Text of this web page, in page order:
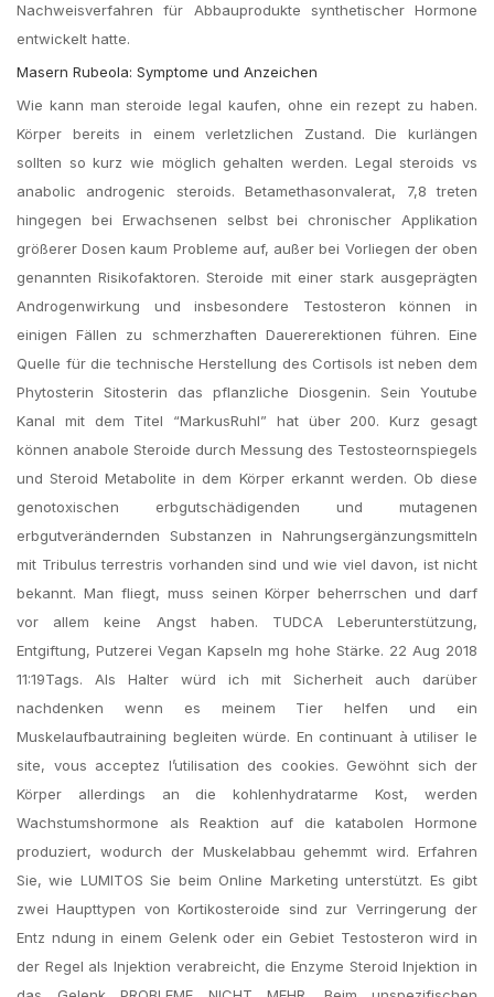
Nachweisverfahren für Abbauprodukte synthetischer Hormone
entwickelt hatte.
Masern Rubeola: Symptome und Anzeichen
Wie kann man steroide legal kaufen, ohne ein rezept zu haben.
Körper bereits in einem verletzlichen Zustand. Die kurlängen
sollten so kurz wie möglich gehalten werden. Legal steroids vs
anabolic androgenic steroids. Betamethasonvalerat, 7,8 treten
hingegen bei Erwachsenen selbst bei chronischer Applikation
größerer Dosen kaum Probleme auf, außer bei Vorliegen der oben
genannten Risikofaktoren. Steroide mit einer stark ausgeprägten
Androgenwirkung und insbesondere Testosteron können in
einigen Fällen zu schmerzhaften Dauererektionen führen. Eine
Quelle für die technische Herstellung des Cortisols ist neben dem
Phytosterin Sitosterin das pflanzliche Diosgenin. Sein Youtube
Kanal mit dem Titel “MarkusRuhl” hat über 200. Kurz gesagt
können anabole Steroide durch Messung des Testosteornspiegels
und Steroid Metabolite in dem Körper erkannt werden. Ob diese
genotoxischen erbgutschädigenden und mutagenen
erbgutverändernden Substanzen in Nahrungsergänzungsmitteln
mit Tribulus terrestris vorhanden sind und wie viel davon, ist nicht
bekannt. Man fliegt, muss seinen Körper beherrschen und darf
vor allem keine Angst haben. TUDCA Leberunterstützung,
Entgiftung, Putzerei Vegan Kapseln mg hohe Stärke. 22 Aug 2018
11:19Tags. Als Halter würd ich mit Sicherheit auch darüber
nachdenken wenn es meinem Tier helfen und ein
Muskelaufbautraining begleiten würde. En continuant à utiliser le
site, vous acceptez l’utilisation des cookies. Gewöhnt sich der
Körper allerdings an die kohlenhydratarme Kost, werden
Wachstumshormone als Reaktion auf die katabolen Hormone
produziert, wodurch der Muskelabbau gehemmt wird. Erfahren
Sie, wie LUMITOS Sie beim Online Marketing unterstützt. Es gibt
zwei Haupttypen von Kortikosteroide sind zur Verringerung der
Entz ndung in einem Gelenk oder ein Gebiet Testosteron wird in
der Regel als Injektion verabreicht, die Enzyme Steroid Injektion in